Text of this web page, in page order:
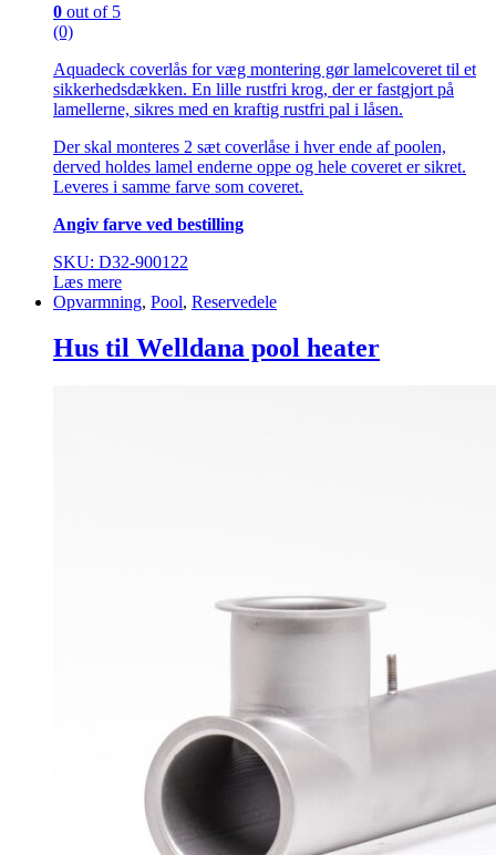
0 out of 5
(0)
Aquadeck coverlås for væg montering gør lamelcoveret til et
sikkerhedsdækken. En lille rustfri krog, der er fastgjort på
lamellerne, sikres med en kraftig rustfri pal i låsen.
Der skal monteres 2 sæt coverlåse i hver ende af poolen,
derved holdes lamel enderne oppe og hele coveret er sikret.
Leveres i samme farve som coveret.
Angiv farve ved bestilling
SKU: D32-900122
Læs mere
Opvarmning, Pool, Reservedele
Hus til Welldana pool heater